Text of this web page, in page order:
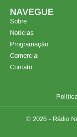
NAVEGUE
Sobre
Notícias
Programação
Comercial
Contato
© 2026 - Rádio